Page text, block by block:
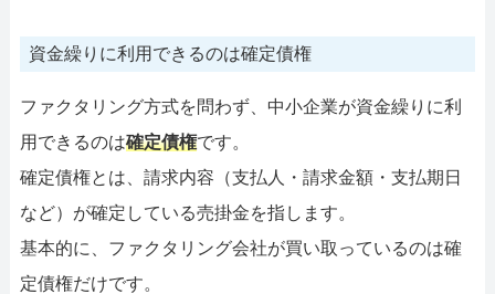
資金繰りに利用できるのは確定債権
ファクタリング方式を問わず、中小企業が資金繰りに利
用できるのは確定債権です。
確定債権とは、請求内容（支払人・請求金額・支払期日
など）が確定している売掛金を指します。
基本的に、ファクタリング会社が買い取っているのは確
定債権だけです。